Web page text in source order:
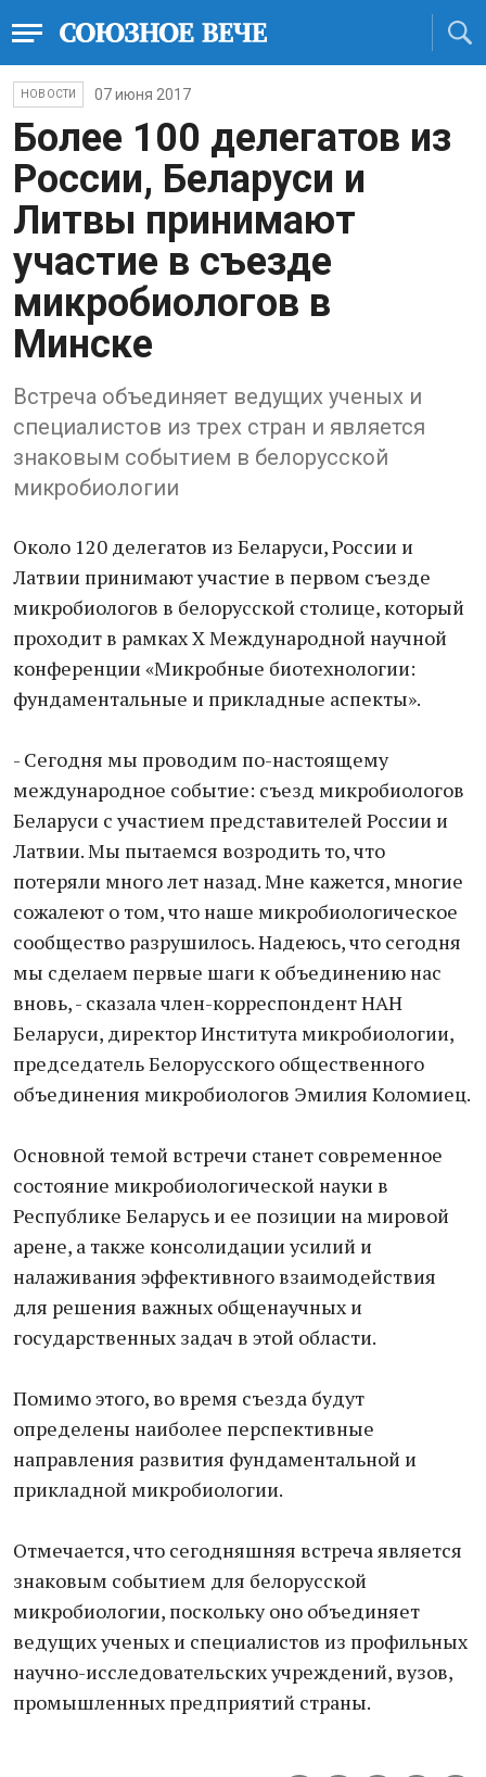
НОВОСТИ 07 июня 2017
Более 100 делегатов из
России, Беларуси и
Литвы принимают
участие в съезде
микробиологов в
Минске
Встреча объединяет ведущих ученых и
специалистов из трех стран и является
знаковым событием в белорусской
микробиологии
Около 120 делегатов из Беларуси, России и
Латвии принимают участие в первом съезде
микробиологов в белорусской столице, который
проходит в рамках X Международной научной
конференции «Микробные биотехнологии:
фундаментальные и прикладные аспекты».
- Сегодня мы проводим по-настоящему
международное событие: съезд микробиологов
Беларуси с участием представителей России и
Латвии. Мы пытаемся возродить то, что
потеряли много лет назад. Мне кажется, многие
сожалеют о том, что наше микробиологическое
сообщество разрушилось. Надеюсь, что сегодня
мы сделаем первые шаги к объединению нас
вновь, - сказала член-корреспондент НАН
Беларуси, директор Института микробиологии,
председатель Белорусского общественного
объединения микробиологов Эмилия Коломиец.
Основной темой встречи станет современное
состояние микробиологической науки в
Республике Беларусь и ее позиции на мировой
арене, а также консолидации усилий и
налаживания эффективного взаимодействия
для решения важных общенаучных и
государственных задач в этой области.
Помимо этого, во время съезда будут
определены наиболее перспективные
направления развития фундаментальной и
прикладной микробиологии.
Отмечается, что сегодняшняя встреча является
знаковым событием для белорусской
микробиологии, поскольку оно объединяет
ведущих ученых и специалистов из профильных
научно-исследовательских учреждений, вузов,
промышленных предприятий страны.